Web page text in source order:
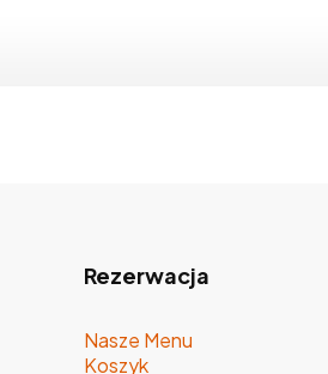
Rezerwacja
Nasze Menu
Koszyk